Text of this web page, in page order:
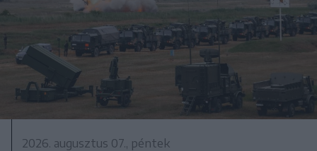
2026. augusztus 07., péntek